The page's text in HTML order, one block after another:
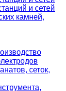
и сетей
камней,
сеток,